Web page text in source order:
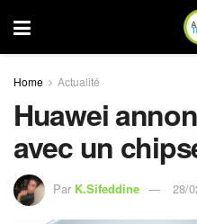
Home Actualité
Huawei
avec un
Par K.Sifeddine 28/